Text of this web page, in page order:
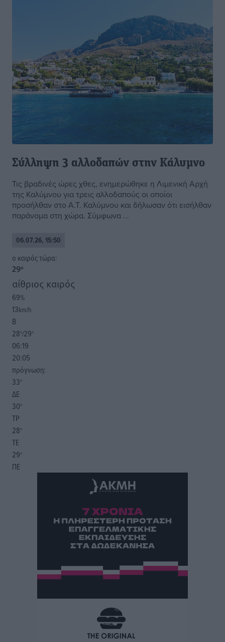
Σύλληψη 3 αλλοδαπών στην Κάλυμνο
Τις βραδινές ώρες χθες, ενημερώθηκε η Λιμενική Αρχή
της Καλύμνου για τρεις αλλοδαπούς οι οποίοι
προσήλθαν στο Α.Τ. Καλύμνου και δήλωσαν ότι εισήλθαν
παράνομα στη χώρα. Σύμφωνα ...
06.07.26, 15:50
o καιρός τώρα:
29°
αίθριος καιρός
69%
13km/h
Β
28°/29°
06:19
20:05
πρόγνωση:
33°
ΔΕ
30°
ΤΡ
28°
ΤΕ
29°
ΠΕ